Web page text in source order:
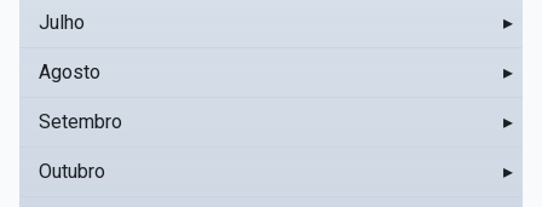
Julho ▸
Agosto ▸
Setembro ▸
Outubro ▸